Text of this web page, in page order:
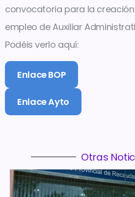
convocatoria para la
empleo de Auxiliar
Podéis verlo aquí:
Enlace BOP
Enlace Ayto
Otras